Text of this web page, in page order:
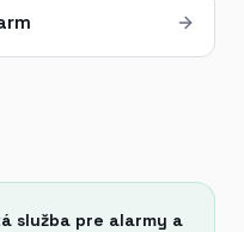
služba pre alarmy a